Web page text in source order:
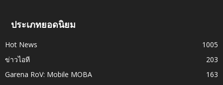
ประเภทยอดนิยม
Hot News
1005
ข่าวไอที
203
Garena RoV: Mobile MOBA
163